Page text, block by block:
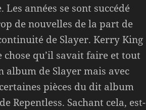
Les années se sont succédé
de nouvelles de la part de
de Slayer. Kerry King
chose qu’il savait faire et tout
de Slayer mais avec
pièces du dit album
Repentless. Sachant cela, est-